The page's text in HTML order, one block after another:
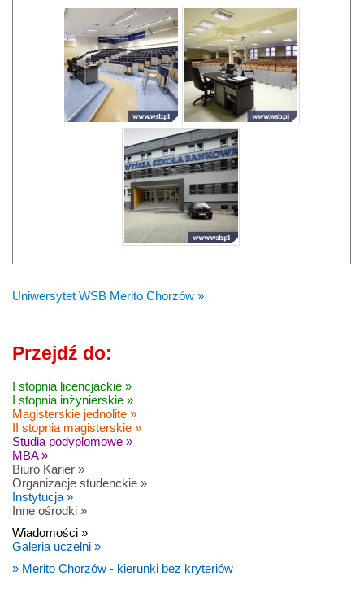
Uniwersytet WSB Merito Chorzów »
Przejdź do:
I stopnia licencjackie »
I stopnia inżynierskie »
Magisterskie jednolite »
II stopnia magisterskie »
Studia podyplomowe »
MBA »
Biuro Karier »
Organizacje studenckie »
Instytucja »
Inne ośrodki »
Wiadomości »
Galeria uczelni »
» Merito Chorzów - kierunki bez kryteriów